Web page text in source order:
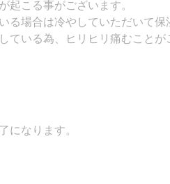
起こる事がございます。
る場合は冷やしていただいて保
ている為、ヒリヒリ痛むことが
になります。